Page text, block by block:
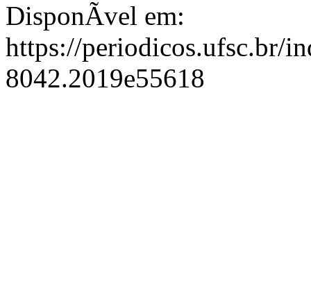
DisponÃ­vel em:
https://periodicos.ufsc.br/
8042.2019e55618